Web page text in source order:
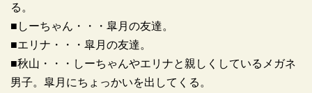
る。
■しーちゃん・・・皐月の友達。
■エリナ・・・皐月の友達。
■秋山・・・しーちゃんやエリナと親しくしているメガネ
男子。皐月にちょっかいを出してくる。